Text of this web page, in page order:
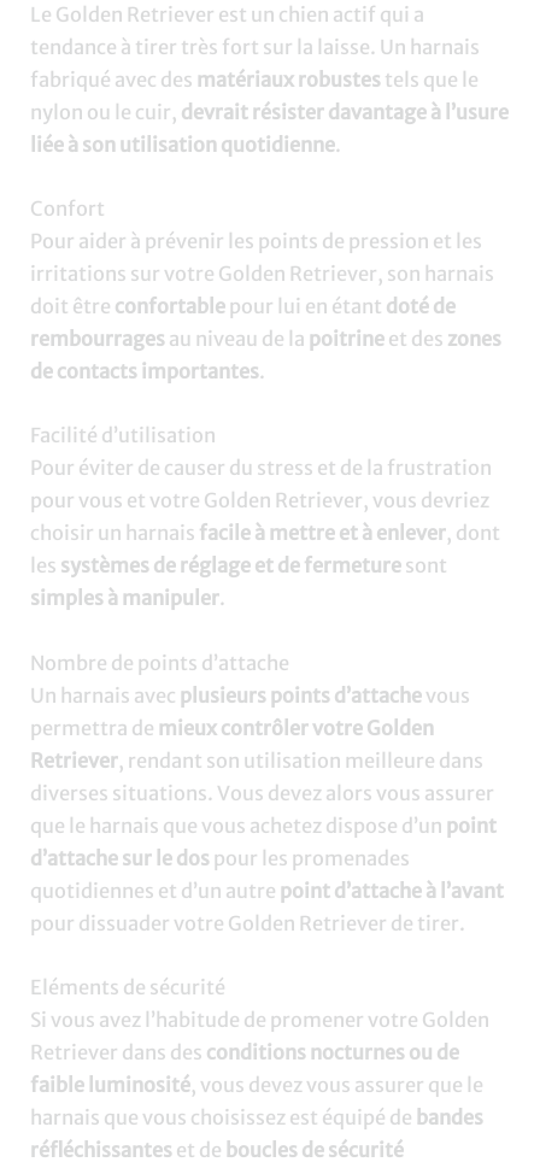
Le Golden Retriever est un chien actif qui a
tendance à tirer très fort sur la laisse. Un harnais
fabriqué avec des matériaux robustes tels que le
nylon ou le cuir, devrait résister davantage à l’usure
liée à son utilisation quotidienne.
Confort
Pour aider à prévenir les points de pression et les
irritations sur votre Golden Retriever, son harnais
doit être confortable pour lui en étant doté de
rembourrages au niveau de la poitrine et des zones
de contacts importantes.
Facilité d’utilisation
Pour éviter de causer du stress et de la frustration
pour vous et votre Golden Retriever, vous devriez
choisir un harnais facile à mettre et à enlever, dont
les systèmes de réglage et de fermeture sont
simples à manipuler.
Nombre de points d’attache
Un harnais avec plusieurs points d’attache vous
permettra de mieux contrôler votre Golden
Retriever, rendant son utilisation meilleure dans
diverses situations. Vous devez alors vous assurer
que le harnais que vous achetez dispose d’un point
d’attache sur le dos pour les promenades
quotidiennes et d’un autre point d’attache à l’avant
pour dissuader votre Golden Retriever de tirer.
Eléments de sécurité
Si vous avez l’habitude de promener votre Golden
Retriever dans des conditions nocturnes ou de
faible luminosité, vous devez vous assurer que le
harnais que vous choisissez est équipé de bandes
réfléchissantes et de boucles de sécurité